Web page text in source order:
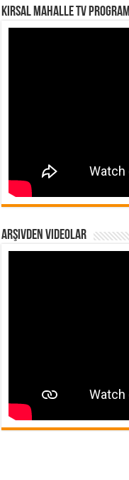
Kırsal Mahalle TV Programı
Arşivden Videolar